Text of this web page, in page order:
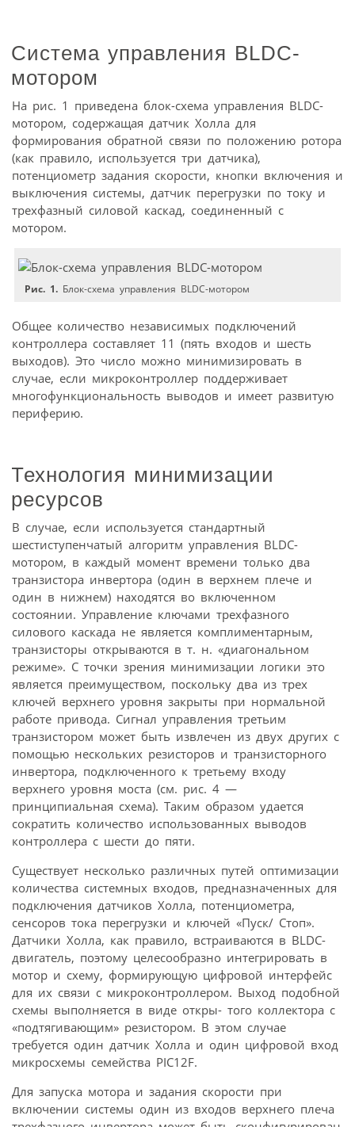
Система управления BLDC-
мотором
На рис. 1 приведена блок-схема управления BLDC-
мотором, содержащая датчик Холла для
формирования обратной связи по положению ротора
(как правило, используется три датчика),
потенциометр задания скорости, кнопки включения и
выключения системы, датчик перегрузки по току и
трехфазный силовой каскад, соединенный с
мотором.
Рис. 1. Блок-схема управления BLDC-мотором
Общее количество независимых подключений
контроллера составляет 11 (пять входов и шесть
выходов). Это число можно минимизировать в
случае, если микроконтроллер поддерживает
многофункциональность выводов и имеет развитую
периферию.
Технология минимизации
ресурсов
В случае, если используется стандартный
шестиступенчатый алгоритм управления BLDC-
мотором, в каждый момент времени только два
транзистора инвертора (один в верхнем плече и
один в нижнем) находятся во включенном
состоянии. Управление ключами трехфазного
силового каскада не является комплиментарным,
транзисторы открываются в т. н. «диагональном
режиме». С точки зрения минимизации логики это
является преимуществом, поскольку два из трех
ключей верхнего уровня закрыты при нормальной
работе привода. Сигнал управления третьим
транзистором может быть извлечен из двух других с
помощью нескольких резисторов и транзисторного
инвертора, подключенного к третьему входу
верхнего уровня моста (см. рис. 4 —
принципиальная схема). Таким образом удается
сократить количество использованных выводов
контроллера с шести до пяти.
Существует несколько различных путей оптимизации
количества системных входов, предназначенных для
подключения датчиков Холла, потенциометра,
сенсоров тока перегрузки и ключей «Пуск/ Стоп».
Датчики Холла, как правило, встраиваются в BLDC-
двигатель, поэтому целесообразно интегрировать в
мотор и схему, формирующую цифровой интерфейс
для их связи с микроконтроллером. Выход подобной
схемы выполняется в виде откры- того коллектора с
«подтягивающим» резистором. В этом случае
требуется один датчик Холла и один цифровой вход
микросхемы семейства PIC12F.
Для запуска мотора и задания скорости при
включении системы один из входов верхнего плеча